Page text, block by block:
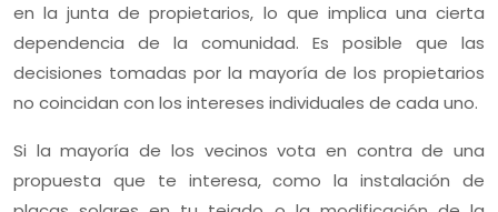
en la junta de propietarios, lo que implica una cierta
dependencia de la comunidad. Es posible que las
decisiones tomadas por la mayoría de los propietarios
no coincidan con los intereses individuales de cada uno.
Si la mayoría de los vecinos vota en contra de una
propuesta que te interesa, como la instalación de